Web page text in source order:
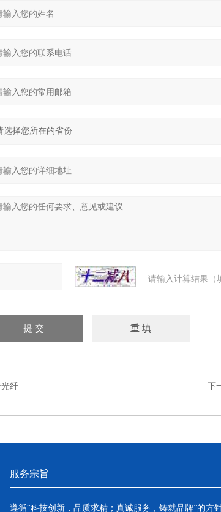
请输入计算结果（
纤 下
服务宗旨
遵循“科技创新，品质求精；真诚服务，铸就品牌”的方